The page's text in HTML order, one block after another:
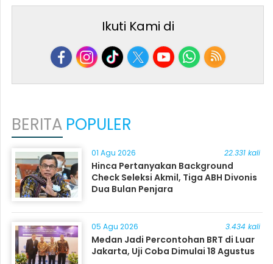
Ikuti Kami di
BERITA POPULER
01 Agu 2026 22.331 kali
Hinca Pertanyakan Background
Check Seleksi Akmil, Tiga ABH Divonis
Dua Bulan Penjara
05 Agu 2026 3.434 kali
Medan Jadi Percontohan BRT di Luar
Jakarta, Uji Coba Dimulai 18 Agustus